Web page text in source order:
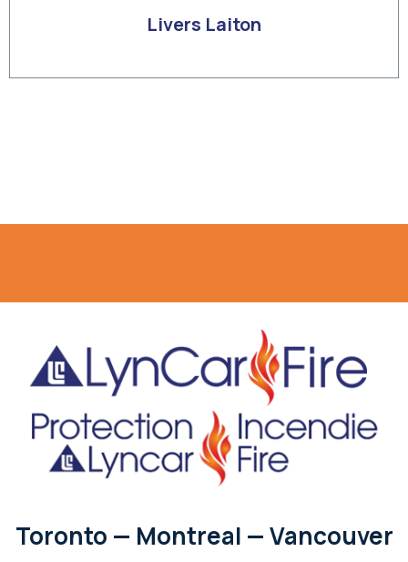
Livers Laiton
Toronto — Montreal — Vancouver